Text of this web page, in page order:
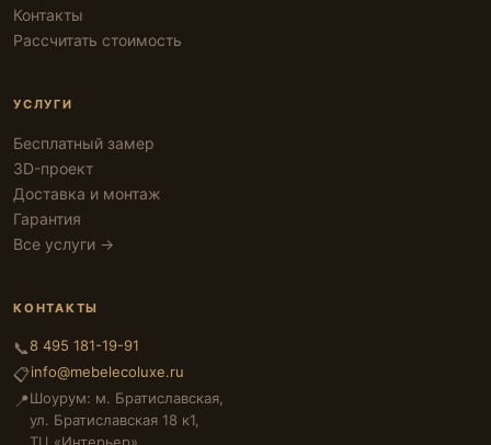
Контакты
Рассчитать стоимость
УСЛУГИ
Бесплатный замер
3D-проект
Доставка и монтаж
Гарантия
Все услуги →
КОНТАКТЫ
📞8 495 181-19-91
📋info@mebelecoluxe.ru
📍Шоурум: м. Братиславская,
ул. Братиславская 18 к1,